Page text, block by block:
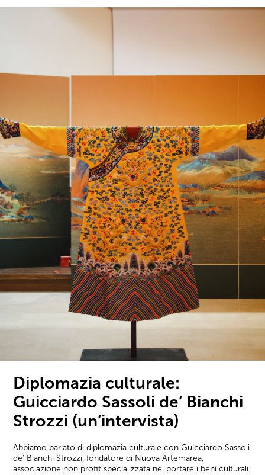
Diplomazia culturale:
Guicciardo Sassoli de’ Bianchi
Strozzi (un’intervista)
Abbiamo parlato di diplomazia culturale con Guicciardo Sassoli
de' Bianchi Strozzi, fondatore di Nuova Artemarea,
associazione non profit specializzata nel portare i beni culturali